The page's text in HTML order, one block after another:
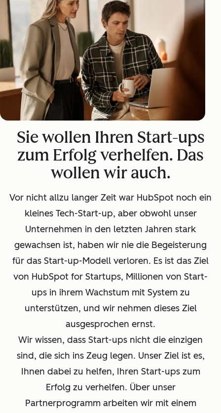
Sie wollen Ihren Start-ups
zum Erfolg verhelfen. Das
wollen wir auch.
Vor nicht allzu langer Zeit war HubSpot noch ein
kleines Tech-Start-up, aber obwohl unser
Unternehmen in den letzten Jahren stark
gewachsen ist, haben wir nie die Begeisterung
für das Start-up-Modell verloren. Es ist das Ziel
von HubSpot for Startups, Millionen von Start-
ups in ihrem Wachstum mit System zu
unterstützen, und wir nehmen dieses Ziel
ausgesprochen ernst.
Wir wissen, dass Start-ups nicht die einzigen
sind, die sich ins Zeug legen. Unser Ziel ist es,
Ihnen dabei zu helfen, Ihren Start-ups zum
Erfolg zu verhelfen. Über unser
Partnerprogramm arbeiten wir mit einem